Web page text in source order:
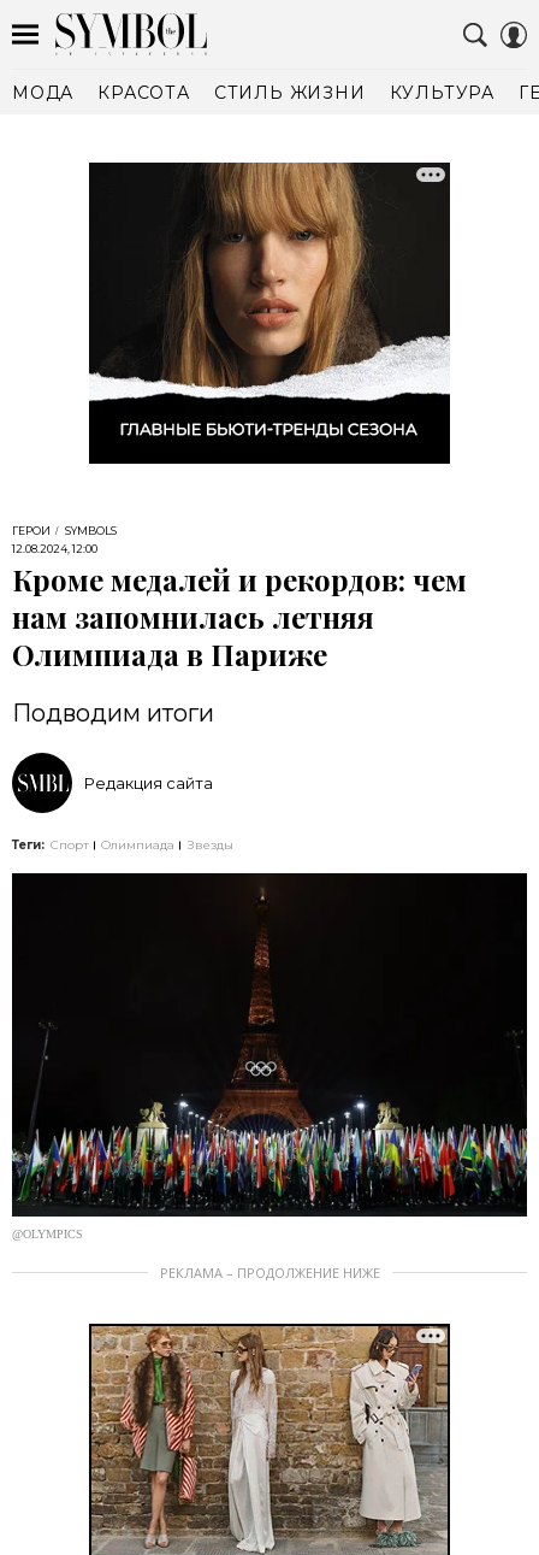
МОДА КРАСОТА СТИЛЬ ЖИЗНИ КУЛЬТУРА
ГЕРОИ
SYMBOLS
12.08.2024, 12:00
Кроме медалей и рекордов: чем
нам запомнилась летняя
Олимпиада в Париже
Подводим итоги
Редакция сайта
Теги: Спорт Олимпиада Звезды
@OLYMPICS
РЕКЛАМА – ПРОДОЛЖЕНИЕ НИЖЕ